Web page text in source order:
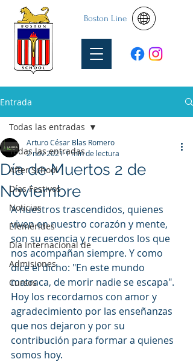
Boston Line
Entrada
Todas las entradas
After School
Días Festivos
Noticias
Efemérides
Día Internacional de
Admisiones
Cursos
Todas las entradas
Día de Muertos 2 de
Noviembre
Arturo César Blas Romero
2 nov 20211 min de lectura
A nuestros trascendidos, quienes
viven en nuestro corazón y mente,
son su esencia y recuerdos los que
nos acompañan siempre. Y como
dice el dicho: "En este mundo
matraca, de morir nadie se escapa".
Hoy los recordamos con amor y
agradecimiento por las enseñanzas
que nos dejaron y por su
contribución para formar a quienes
somos hoy.